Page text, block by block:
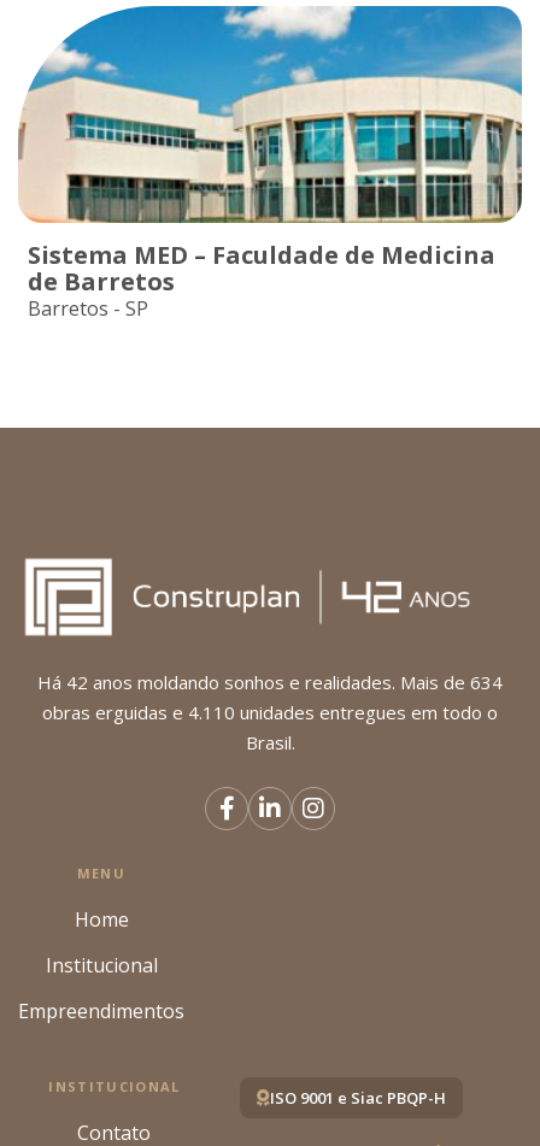
Sistema MED – Faculdade de Medicina
de Barretos
Barretos - SP
Há 42 anos moldando sonhos e realidades. Mais de 634
obras erguidas e 4.110 unidades entregues em todo o
Brasil.
MENU
Home
Institucional
Empreendimentos
INSTITUCIONAL
Contato
ISO 9001 e Siac PBQP-H